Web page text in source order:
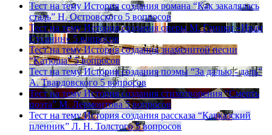
Тест на тему История создания романа “Как закалялась
сталь” Н. Островского 5 вопросов
Тест на тему История создания оперы М. Глинки «Иван
Сусанин» 5 вопросов
Тест на тему История создания знаменитой песни
“Катюша” 5 вопросов
Тест на тему История создания поэмы “За далью - даль”
А. Твардовского 5 вопросов
Тест на тему История создания стихотворения “Смерть
поэта” М. Лермонтова 5 вопросов
Тест на тему История создания рассказа “Кавказский
пленник” Л. Н. Толстого 5 вопросов